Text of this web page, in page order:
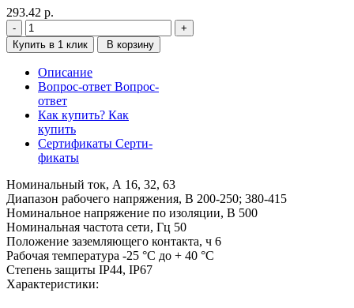
293.42 р.
Купить в 1 клик В корзину
Описание
Вопрос-ответ Вопрос-
ответ
Как купить? Как
купить
Сертификаты Серти-
фикаты
Номинальный ток, А 16, 32, 63
Диапазон рабочего напряжения, В 200-250; 380-415
Номинальное напряжение по изоляции, В 500
Номинальная частота сети, Гц 50
Положение заземляющего контакта, ч 6
Рабочая температура -25 °С до + 40 °С
Степень защиты IP44, IP67
Характеристики: